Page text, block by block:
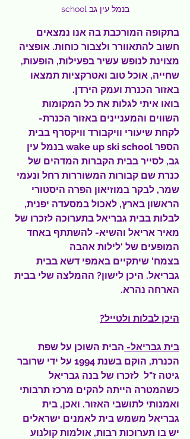
school בנמל עין גב
בתקופה המורכבת בה אנו נמצאים
חשוב להתאוורר ולצבור כוחות. אופציה
מצוינת לנופש עשיר בפעילות, הופעות,
שחייה, אוכל טוב ואטרקציות תמצאו
באזור הכנרת ועמק הירדן.
בואו איתי לגלות את כל המקומות
השווים והמעניינים באזור הכנרת-
לקחת שיעורי וויקבורד וויקסרף בבית
הספר wake up ski school בנמל עין
גב, לסייר בבית הקברות המדהים של
כנרת שם קבורות המשוררות רחל ונעמי
שמר, לבקר במוזיאון הפרה היסטורי
הראשון בארץ, לאכול במסעדה יפנית,
לבלות בבית גבריאל בתערוכה לזכרו של
מאיר אריאל והשיא- להשתתף באחד
המופעים של 'לילות אהבה
בצמח' שיתקיים באמפי דשא בבית
גבריאל. היכן לישון? ההמלצה שלי בבית
הארחה נהרא.
היכן לבלות ולטייל?
בית גבריאל- הבית השוכן על שפת
הכנרת, הוקם בשנת 1994 על ידי שרובר
גיטה ז"ל  לזכרו של בנה גבריאל
כשהמטרה הייתה להקים מרכז תרבותי
ואמנותי לתושבי האזור. ואכן, בית
גבריאל משמש בית לאמנים ישראלים
יש בו תערוכות רבות, אולמות קולנוע